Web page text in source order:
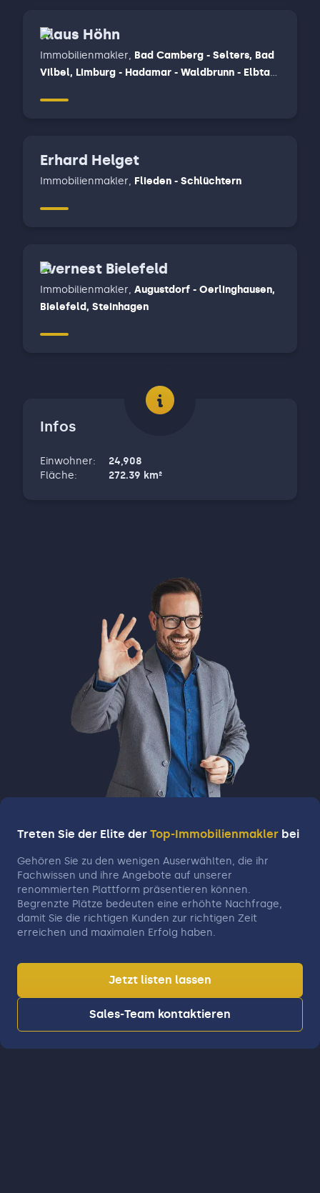
Klaus Höhn
Immobilienmakler, Bad Camberg - Selters, Bad
Vilbel, Limburg - Hadamar - Waldbrunn - Elbtal,
Erhard Helget
Immobilienmakler, Flieden - Schlüchtern
Evernest Bielefeld
Immobilienmakler, Augustdorf - Oerlinghausen,
Bielefeld, Steinhagen
Infos
Einwohner:
24,908
Fläche: 272.39 km²
Treten Sie der Elite der Top-Immobilienmakler bei
Gehören Sie zu den wenigen Auserwählten, die ihr
Fachwissen und ihre Angebote auf unserer
renommierten Plattform präsentieren können.
Begrenzte Plätze bedeuten eine erhöhte Nachfrage,
damit Sie die richtigen Kunden zur richtigen Zeit
erreichen und maximalen Erfolg haben.
Jetzt listen lassen
Sales-Team kontaktieren